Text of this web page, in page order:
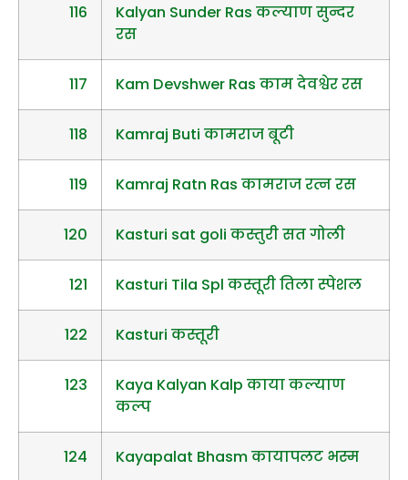
116
Kalyan Sunder Ras कल्याण सुन्दर
रस
117 Kam Devshwer Ras काम देवश्वेर रस
118 Kamraj Buti कामराज बूटी
119 Kamraj Ratn Ras कामराज रत्न रस
120 Kasturi sat goli कस्तुरी सत गोली
121 Kasturi Tila Spl कस्तूरी तिला स्पेशल
122 Kasturi कस्तूरी
123
Kaya Kalyan Kalp काया कल्याण
कल्प
124 Kayapalat Bhasm कायापलट भस्म